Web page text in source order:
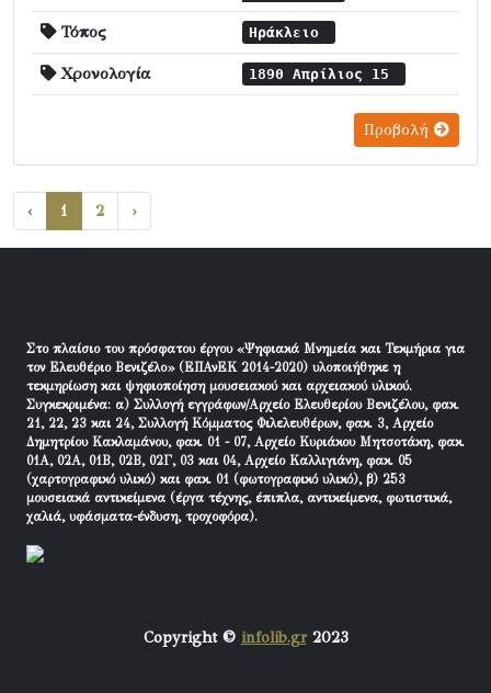
Τόπος Ηράκλειο
Χρονολογία 1890 Απρίλιος 15
Προβολή
‹ 1 2 ›
Στο πλαίσιο του πρόσφατου έργου «Ψηφιακά Μνημεία και Τεκμήρια για
τον Ελευθέριο Βενιζέλο» (ΕΠΑνΕΚ 2014-2020) υλοποιήθηκε η
τεκμηρίωση και ψηφιοποίηση μουσειακού και αρχειακού υλικού.
Συγκεκριμένα: α) Συλλογή εγγράφων/Αρχείο Ελευθερίου Βενιζέλου, φακ.
21, 22, 23 και 24, Συλλογή Κόμματος Φιλελευθέρων, φακ. 3, Αρχείο
Δημητρίου Κακλαμάνου, φακ. 01 - 07, Αρχείο Κυριάκου Μητσοτάκη, φακ.
01Α, 02Α, 01Β, 02Β, 02Γ, 03 και 04, Αρχείο Καλλιγιάνη, φακ. 05
(χαρτογραφικό υλικό) και φακ. 01 (φωτογραφικό υλικό), β) 253
μουσειακά αντικείμενα (έργα τέχνης, έπιπλα, αντικείμενα, φωτιστικά,
χαλιά, υφάσματα-ένδυση, τροχοφόρα).
Copyright © infolib.gr2023